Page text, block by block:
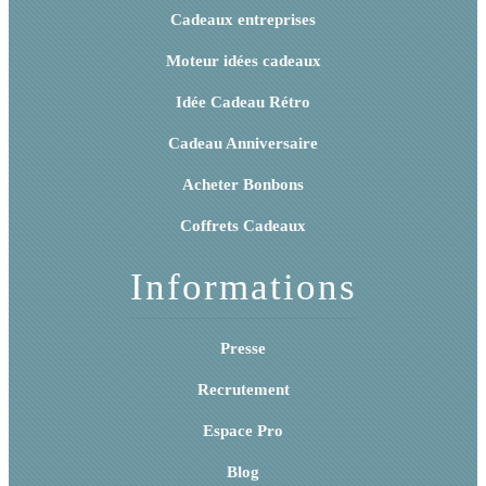
Cadeaux entreprises
Moteur idées cadeaux
Idée Cadeau Rétro
Cadeau Anniversaire
Acheter Bonbons
Coffrets Cadeaux
Informations
Presse
Recrutement
Espace Pro
Blog